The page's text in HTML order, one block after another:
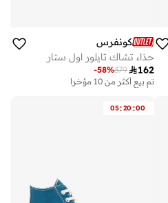
كونفرس
حذاء تشاك تايلور اول ستار
162
379
-58%
تم بيع أكثر من 10 مؤخرا
05:20 :00